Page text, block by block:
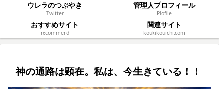
ウレラのつぶやき
Twitter
管理人プロフィール
Plofile
おすすめサイト
recommend
関連サイト
koukikouichi.com
神の通路は顕在。私は、今生きている！！